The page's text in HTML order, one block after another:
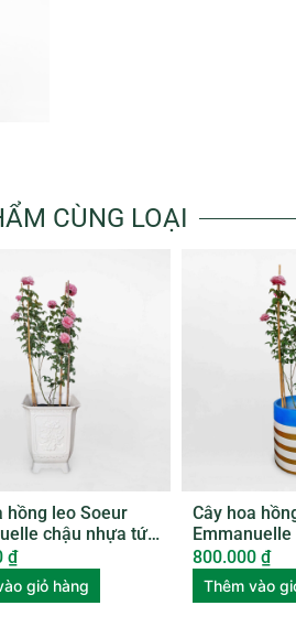
CÙNG LOẠI
hồng leo Soeur
chậu nhựa tứ
₫
giỏ hàng
Cây hoa
ROSE003
800.000 ₫
Thêm vào